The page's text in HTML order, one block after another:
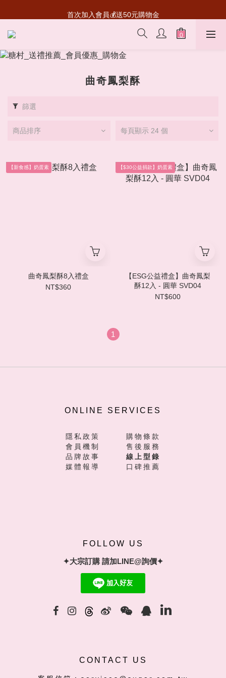
超級瑪利歐聯名登場！送禮收藏一次滿足
首次加入會員💰送50元購物金
超級瑪利歐聯名登場！送禮收藏一次滿足
曲奇鳳梨酥
篩選
商品排序 每頁顯示 24 個
【新食感】奶蛋素
曲奇鳳梨酥8入禮盒
NT$360
【$30公益捐款】奶蛋素
【ESG公益禮盒】曲奇鳳梨
酥12入 - 圓華 SVD04
NT$600
1
ONLINE SERVICES
隱私政策
購物條款
會員機制
售後服務
品牌故事
線上型錄
媒體報導
口碑推薦
FOLLOW US
✦大宗訂購 請加LINE@詢價✦
CONTACT US